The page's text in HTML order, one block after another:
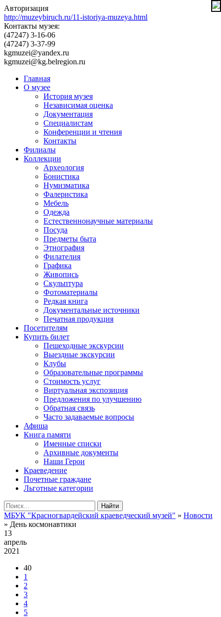
Авторизация
http://muzeybiruch.ru/11-istoriya-muzeya.html
Контакты музея:
(47247) 3-16-06
(47247) 3-37-99
kgmuzei@yandex.ru
kgmuzei@kg.belregion.ru
Главная
О музее
История музея
Независимая оценка
Документация
Специалистам
Конференции и чтения
Контакты
Филиалы
Коллекции
Археология
Бонистика
Нумизматика
Фалеристика
Мебель
Одежда
Естественнонаучные материалы
Посуда
Предметы быта
Этнография
Филателия
Графика
Живопись
Скульптура
Фотоматериалы
Редкая книга
Документальные источники
Печатная продукция
Посетителям
Купить билет
Пешеходные экскурсии
Выездные экскурсии
Клубы
Образовательные программы
Стоимость услуг
Виртуальная экспозиция
Предложения по улучшению
Обратная связь
Часто задаваемые вопросы
Афиша
Книга памяти
Именные списки
Архивные документы
Наши Герои
Краеведение
Почетные граждане
Льготные категории
Найти
МБУК "Красногвардейский краеведческий музей" » Новости
» День космонавтики
13
апрель
2021
40
1
2
3
4
5